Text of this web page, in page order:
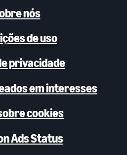
nós
de uso
privacidade
em interesses
cookies
Ads Status